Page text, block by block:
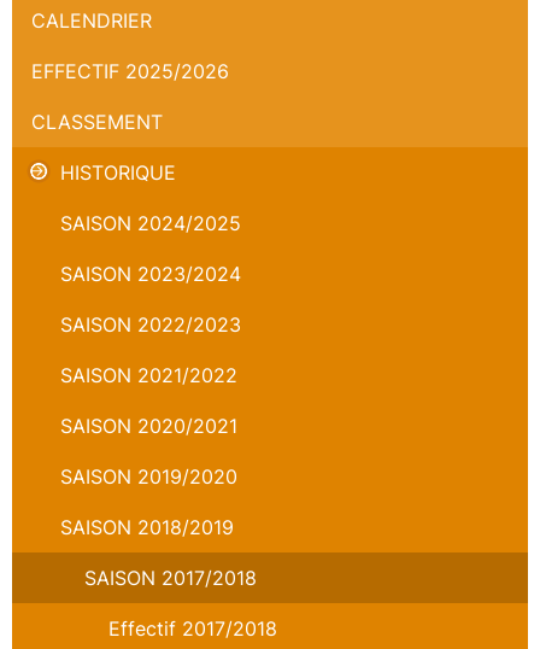
CALENDRIER
EFFECTIF 2025/2026
CLASSEMENT
HISTORIQUE
SAISON 2024/2025
SAISON 2023/2024
SAISON 2022/2023
SAISON 2021/2022
SAISON 2020/2021
SAISON 2019/2020
SAISON 2018/2019
SAISON 2017/2018
Effectif 2017/2018